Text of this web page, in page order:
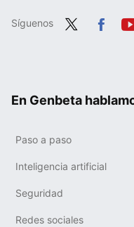
Síguenos
En Genbeta
Paso a paso
Inteligencia artificial
Seguridad
Redes sociales